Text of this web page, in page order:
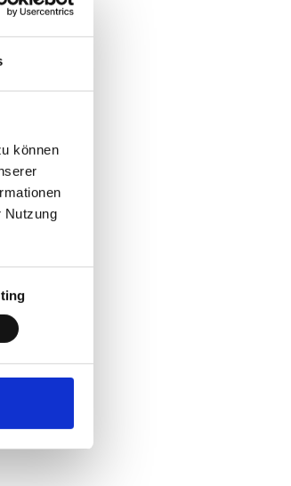
können
Nutzung